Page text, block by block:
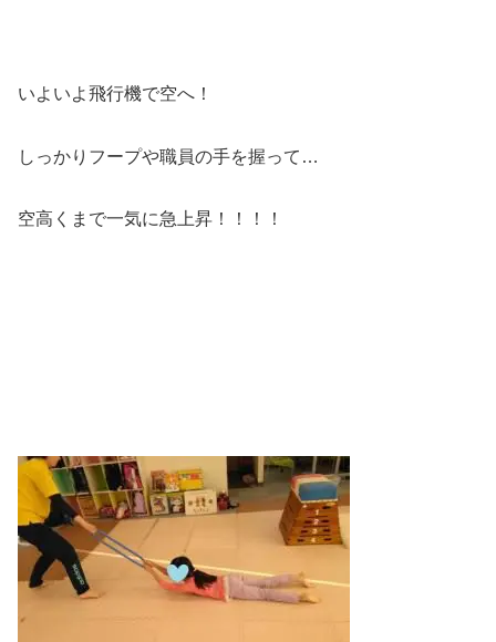
いよいよ飛行機で空へ！
しっかりフープや職員の手を握って…
空高くまで一気に急上昇！！！！